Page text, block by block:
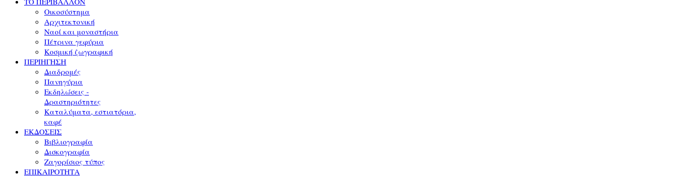
Οικοσύστημα
Αρχιτεκτονική
Ναοί και μοναστήρια
Πέτρινα γεφύρια
Κοσμική ζωγραφική
ΠΕΡΙΗΓΗΣΗ
Διαδρομές
Πανηγύρια
Εκδηλώσεις -
Δραστηριότητες
Καταλύματα, εστιατόρια,
καφέ
ΕΚΔΟΣΕΙΣ
Βιβλιογραφία
Δισκογραφία
Ζαγορίσιος τύπος
ΕΠΙΚΑΙΡΟΤΗΤΑ